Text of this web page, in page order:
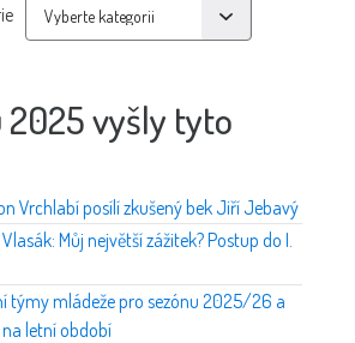
vyšly tyto
Vrchlabí posílí zkušený bek Jiří Jebavý
Můj největší zážitek? Postup do I.
týmy mládeže pro sezónu 2025/26 a
letní období